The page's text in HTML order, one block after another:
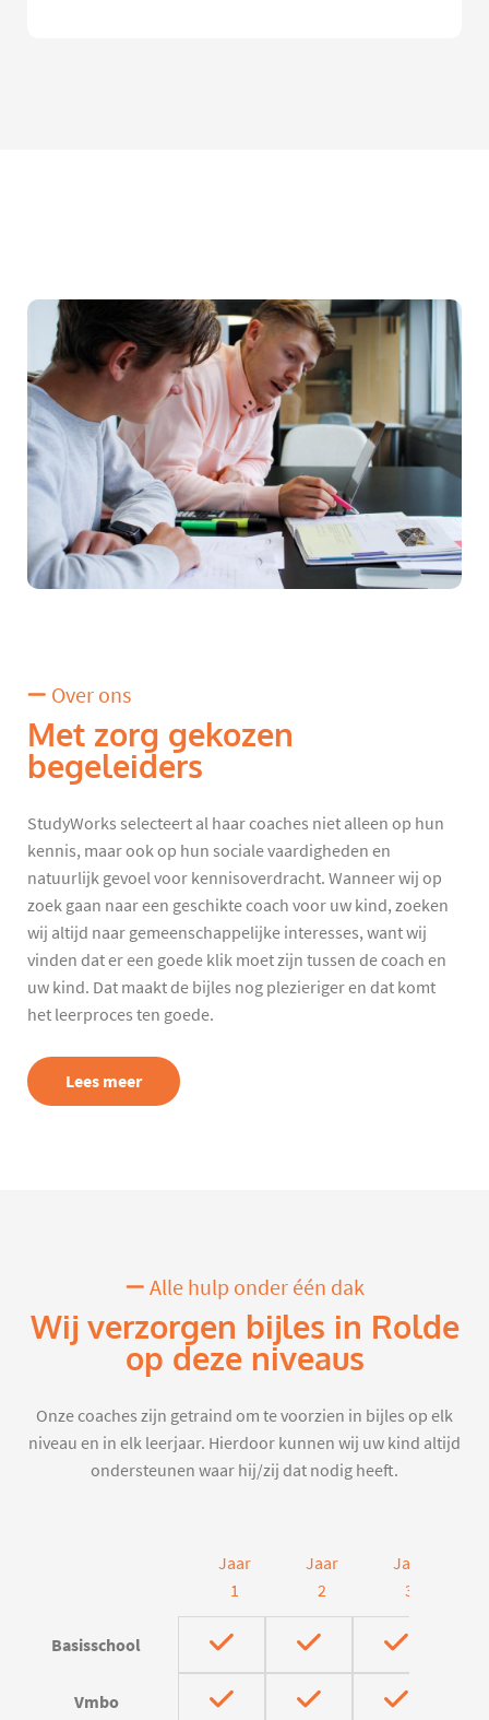
Over ons
Met zorg gekozen
begeleiders
StudyWorks selecteert al haar coaches niet alleen op hun
kennis, maar ook op hun sociale vaardigheden en
natuurlijk gevoel voor kennisoverdracht. Wanneer wij op
zoek gaan naar een geschikte coach voor uw kind, zoeken
wij altijd naar gemeenschappelijke interesses, want wij
vinden dat er een goede klik moet zijn tussen de coach en
uw kind. Dat maakt de bijles nog plezieriger en dat komt
het leerproces ten goede.
Lees meer
Alle hulp onder één dak
Wij verzorgen bijles in Rolde
op deze niveaus
Onze coaches zijn getraind om te voorzien in bijles op elk
niveau en in elk leerjaar. Hierdoor kunnen wij uw kind altijd
ondersteunen waar hij/zij dat nodig heeft.
Jaar
1
Jaar
2
Jaar
3
Basisschool
Vmbo